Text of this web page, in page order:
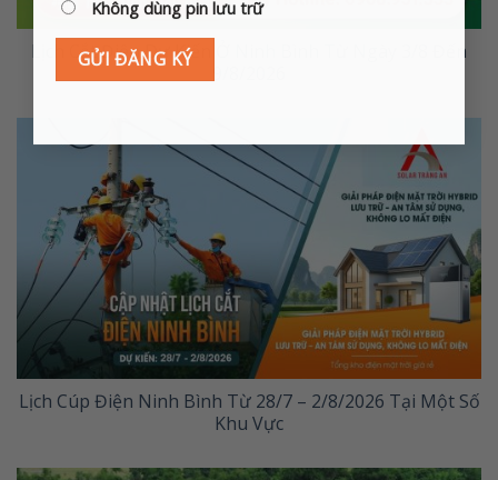
Không dùng pin lưu trữ
Lịch Cắt Điện Dự Kiến Ở Ninh Bình Từ Ngày 3/8 Đến
Lịch Cúp Điện Ninh Bình Từ 28/7 – 2/8/2026 Tại Một Số
Khu Vực